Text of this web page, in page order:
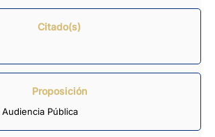
Citado(s)
Proposición
Pública